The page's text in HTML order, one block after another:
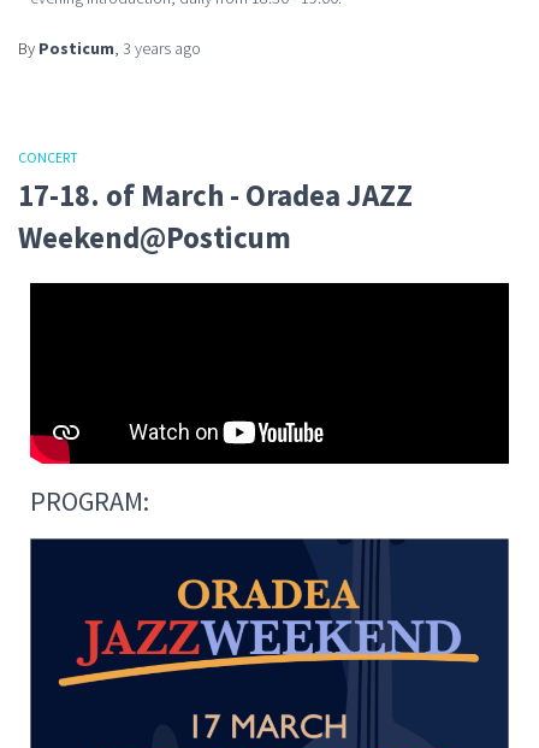
By Posticum 3 years ago
CONCERT
17-18. of March - Oradea JAZZ
Weekend@Posticum
PROGRAM: